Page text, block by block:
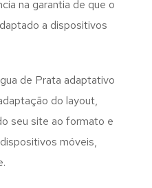
na garantia de que o
a dispositivos
de Prata adaptativo
do layout,
seu site ao formato e
móveis,